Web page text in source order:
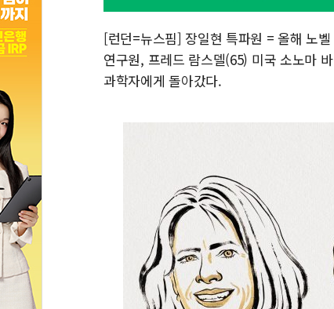
[런던=뉴스핌] 장일현 특파원 = 올해 노
연구원, 프레드 람스델(65) 미국 소노마
과학자에게 돌아갔다.